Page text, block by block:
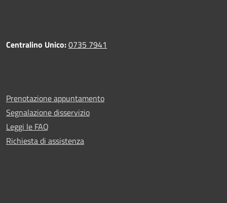
Centralino Unico:0735 7941
Prenotazione appuntamento
Segnalazione disservizio
Leggi le FAQ
Richiesta di assistenza